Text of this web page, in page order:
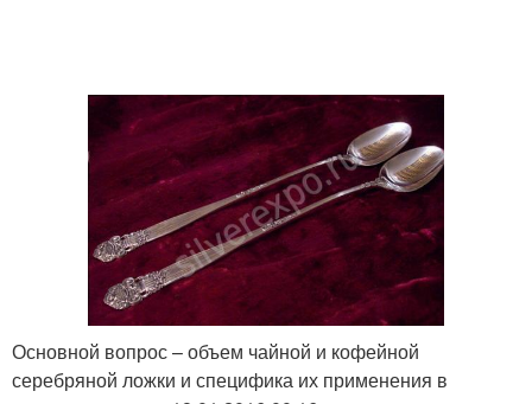
Основной вопрос – объем чайной и кофейной
серебряной ложки и специфика их применения в